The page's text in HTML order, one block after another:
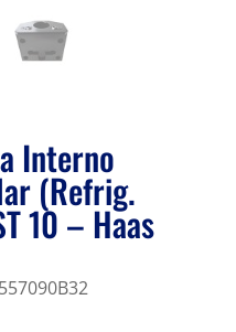
Interno
(Refrig.
10 – Haas